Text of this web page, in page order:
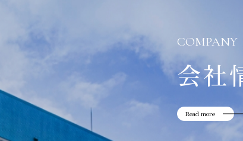
COMPANY
会社
Read more